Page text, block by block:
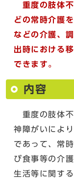
重度の肢体不
どの常時介護
などの介護、
出時における
できます。
内容
重度の肢体不
神障がいによ
であって、常
び食事等の介
生活等に関す